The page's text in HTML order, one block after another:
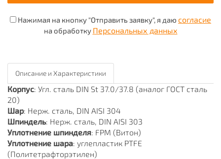
Нажимая на кнопку "Отправить заявку", я даю согласие
на обработку Персональных данных
Описание и Характеристики
Корпус: Угл. сталь DIN St 37.0/37.8 (аналог ГОСТ сталь
20)
Шар: Нерж. сталь, DIN AISI 304
Шпиндель: Нерж. сталь, DIN AISI 303
Уплотнение шпинделя: FPM (Витон)
Уплотнение шара: углепластик PTFE
(Политетрафторэтилен)